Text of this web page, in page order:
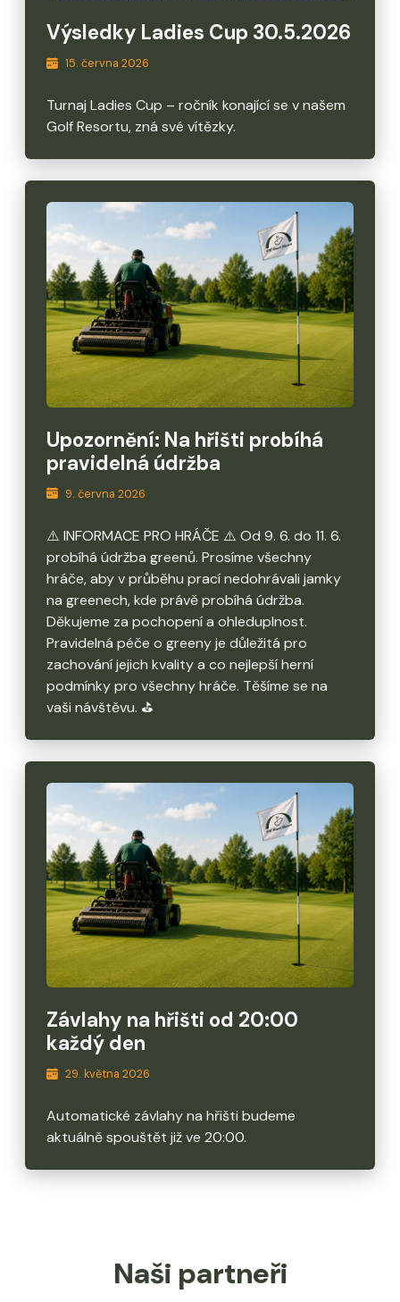
Výsledky Ladies Cup 30.5.2026
15. června 2026
Turnaj Ladies Cup – ročník konající se v našem
Golf Resortu, zná své vítězky.
Upozornění: Na hřišti probíhá
pravidelná údržba
9. června 2026
⚠️ INFORMACE PRO HRÁČE ⚠️ Od 9. 6. do 11. 6.
probíhá údržba greenů. Prosíme všechny
hráče, aby v průběhu prací nedohrávali jamky
na greenech, kde právě probíhá údržba.
Děkujeme za pochopení a ohleduplnost.
Pravidelná péče o greeny je důležitá pro
zachování jejich kvality a co nejlepší herní
podmínky pro všechny hráče. Těšíme se na
vaši návštěvu. ⛳️
Závlahy na hřišti od 20:00
každý den
29. května 2026
Automatické závlahy na hřišti budeme
aktuálně spouštět již ve 20:00.
Naši partneři